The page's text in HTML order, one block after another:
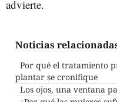
advierte.
Noticias
Por qué el tratamiento
plantar se cronifique
Los ojos, una ventana